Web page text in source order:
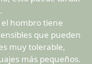
hombro tiene
que pueden
muy tolerable,
más pequeños.